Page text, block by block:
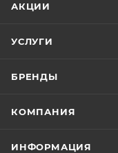
АКЦИИ
УСЛУГИ
БРЕНДЫ
КОМПАНИЯ
ИНФОРМАЦИЯ